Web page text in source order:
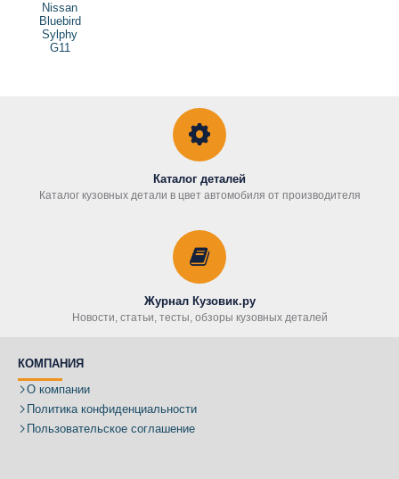
Nissan
Bluebird
Sylphy
G11
Каталог деталей
Каталог кузовных детали в цвет автомобиля от производителя
Журнал Кузовик.ру
Новости, статьи, тесты, обзоры кузовных деталей
КОМПАНИЯ
О компании
Политика конфиденциальности
Пользовательское соглашение